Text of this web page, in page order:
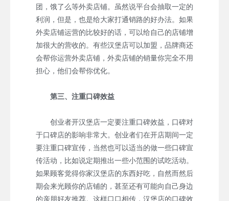
团，饿了么等外卖店铺。虽然说平台会抽取一定的
利润，但是，也是给大家打通销路的好办法。如果
外卖店铺运营的比较好的话，可以给自己的店铺增
加很大的营收的。有些汉堡店可以加盟，品牌商还
会帮你运营外卖店铺，外卖店铺的销量你完全不用
担心，他们会帮你优化。
第三、注重口碑效益
创业者开汉堡店一定要注重口碑效益，口碑对
于口碑店的影响非常大。创业者们在开店期间一定
要注重口碑宣传，当然也可以适当的做一些口碑宣
传活动，比如说定期推出一些小范围的试吃活动。
如果顾客觉得你家汉堡店的东西好吃，自然而然后
期会来光顾你的店铺的，甚至还有可能向自己身边
的亲朋好友推荐。这样口口相传，汉堡店的口碑效